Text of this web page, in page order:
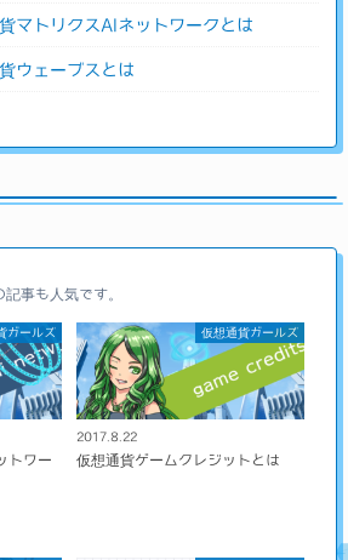
マトリクスAIネットワークとは
ウェーブスとは
記事も人気です。
ガールズ
トワー
仮想通貨ガールズ
2017.8.22
仮想通貨ゲームクレジットとは